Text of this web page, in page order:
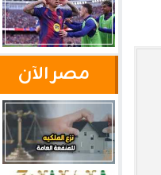
مصر الآن